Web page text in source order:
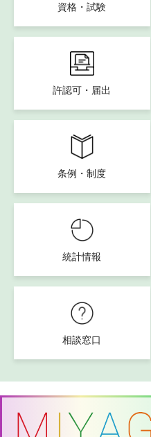
資格・試験
許認可・届出
条例・制度
統計情報
相談窓口